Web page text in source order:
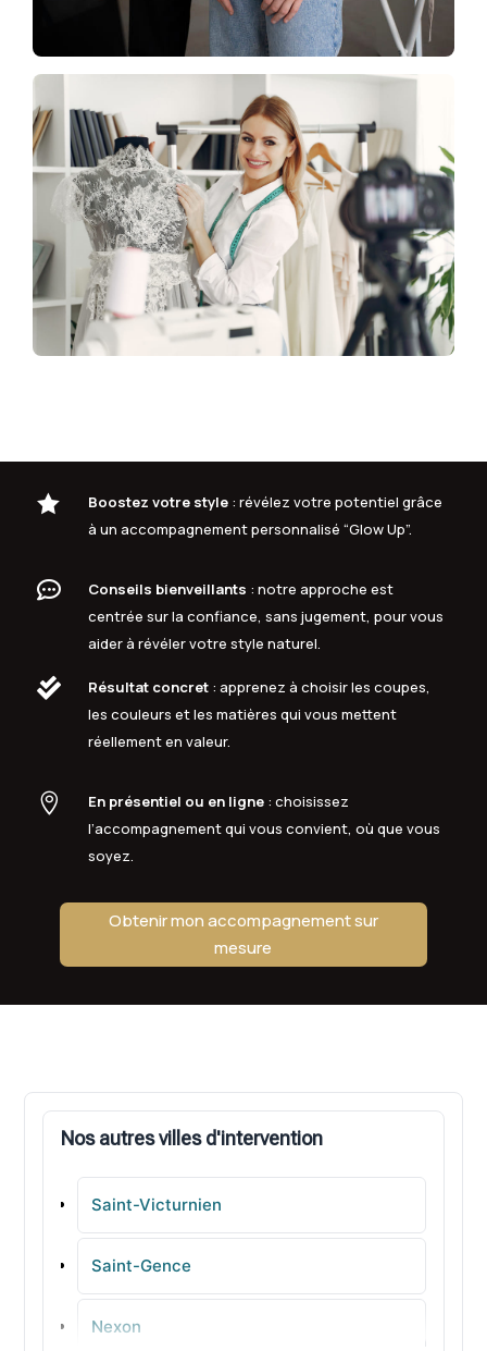
 Boostez votre style: révélez votre potentiel grâce
à un accompagnement personnalisé “Glow Up”.
 Conseils bienveillants : notre approche est
centrée sur la confiance, sans jugement, pour vous
aider à révéler votre style naturel.
 Résultat concret: apprenez à choisir les coupes,
les couleurs et les matières qui vous mettent
réellement en valeur.
 En présentiel ou en ligne: choisissez
l’accompagnement qui vous convient, où que vous
soyez.
Obtenir mon accompagnement sur
mesure
Nos autres villes d'intervention
Saint-Victurnien
Saint-Gence
Nexon